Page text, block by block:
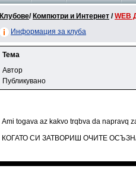
Клубове/ Компютри и Интернет /WEB
Информация за клуба
Тема
Автор
Публикувано
Ami togava az kakvo trqbva da napravq
КОГАТО СИ ЗАТВОРИШ ОЧИТЕ